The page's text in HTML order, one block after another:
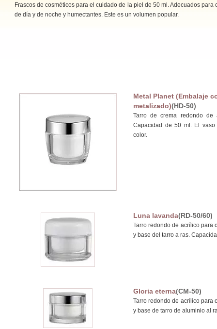
Frascos de cosméticos para el cuidado de la piel de 50 ml. Adecuados para
de día y de noche y humectantes. Este es un volumen popular.
Metal Planet (Embalaje
metalizado)(HD-50)
Tarro de crema redondo
Capacidad de 50 ml. El
color.
Luna lavanda(RD-50/60)
Tarro redondo de acrílico para
y base del tarro a ras.
Gloria eterna(CM-50)
Tarro redondo de acrílico para
y base de tarro de aluminio al